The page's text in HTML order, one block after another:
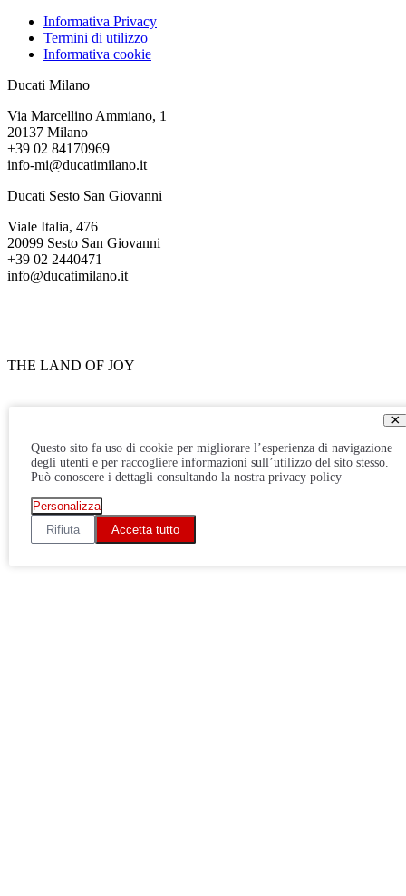
Informativa Privacy
Termini di utilizzo
Informativa cookie
Ducati Milano
Via Marcellino Ammiano, 1
20137 Milano
+39 02 84170969
info-mi@ducatimilano.it
Ducati Sesto San Giovanni
Viale Italia, 476
20099 Sesto San Giovanni
+39 02 2440471
info@ducatimilano.it
THE LAND OF JOY
×
Questo sito fa uso di cookie per migliorare l’esperienza di navigazione
degli utenti e per raccogliere informazioni sull’utilizzo del sito stesso.
Può conoscere i dettagli consultando la nostra privacy policy
Personalizza
Rifiuta
Accetta tutto